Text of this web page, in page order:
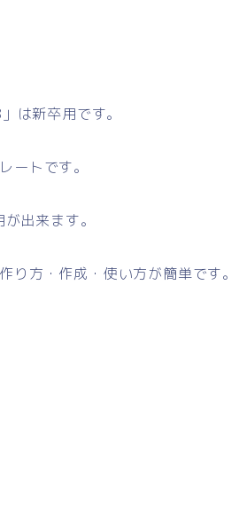
は新卒用です。
ートです。
出来ます。
り方・作成・使い方が簡単です。